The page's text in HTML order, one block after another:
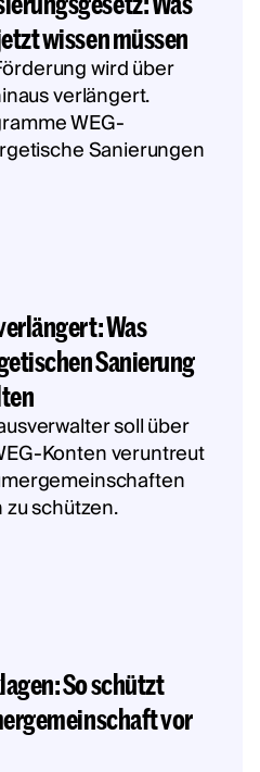
wissen müssen
Was
Sanierung
So schützt
vor